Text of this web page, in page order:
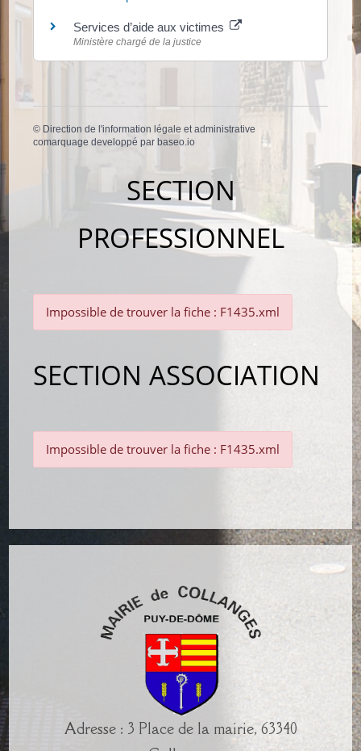
Services d’aide aux victimes
Ministère chargé de la justice
© Direction de l'information légale et administrative
comarquage developpé parbaseo.io
SECTION
PROFESSIONNEL
Impossible de trouver la fiche : F1435.xml
SECTION ASSOCIATION
Impossible de trouver la fiche : F1435.xml
Adresse : 3 Place de la mairie, 63340